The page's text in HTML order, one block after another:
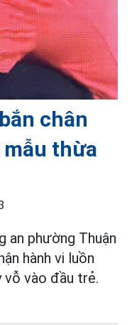
chân
mẫu thừa
an phường Thuận
hành vi luồn
vỗ vào đầu trẻ.